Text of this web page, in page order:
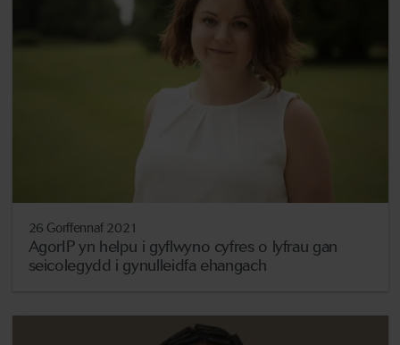
26 Gorffennaf 2021
AgorIP yn helpu i gyflwyno cyfres o lyfrau gan
seicolegydd i gynulleidfa ehangach